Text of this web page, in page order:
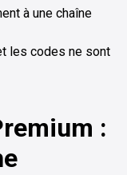
à une chaîne
les codes ne sont
: